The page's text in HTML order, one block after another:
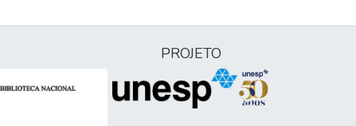
PROJETO